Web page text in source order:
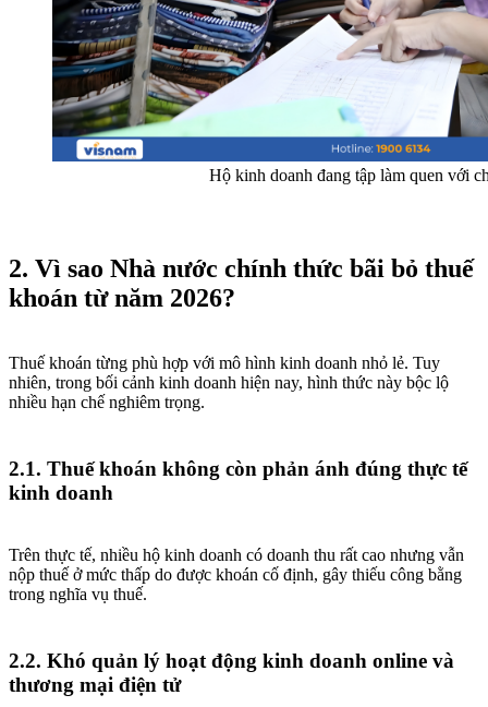
Hộ kinh doanh đang tập làm quen với
2. Vì sao Nhà nước chính thức bãi bỏ thuế
khoán từ năm 2026?
Thuế khoán từng phù hợp với mô hình kinh doanh nhỏ lẻ. Tuy
nhiên, trong bối cảnh kinh doanh hiện nay, hình thức này bộc lộ
nhiều hạn chế nghiêm trọng.
2.1. Thuế khoán không còn phản ánh đúng thực tế
kinh doanh
Trên thực tế, nhiều hộ kinh doanh có doanh thu rất cao nhưng vẫn
nộp thuế ở mức thấp do được khoán cố định, gây thiếu công bằng
trong nghĩa vụ thuế.
2.2. Khó quản lý hoạt động kinh doanh online và
thương mại điện tử